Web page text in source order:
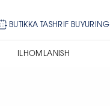
BUTIKKA TASHRIF BUYURING
ILHOMLANISH